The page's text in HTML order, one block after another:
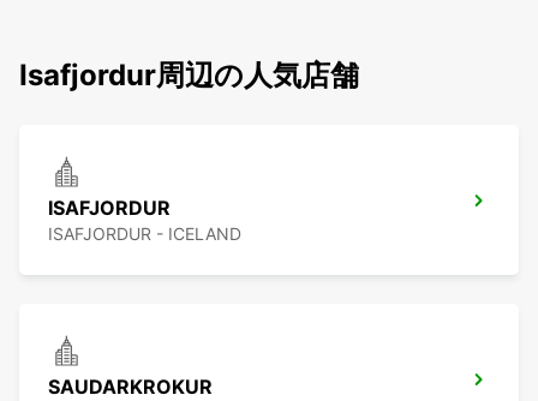
Isafjordur周辺の人気店舗
ISAFJORDUR
ISAFJORDUR - ICELAND
SAUDARKROKUR